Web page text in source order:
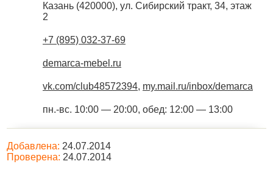
Казань (420000), ул. Сибирский тракт, 34, этаж
2
+7 (895) 032-37-69
demarca-mebel.ru
vk.com/club48572394, my.mail.ru/inbox/demarca
пн.-вс. 10:00 — 20:00, обед: 12:00 — 13:00
Добавлена: 24.07.2014
Проверена: 24.07.2014